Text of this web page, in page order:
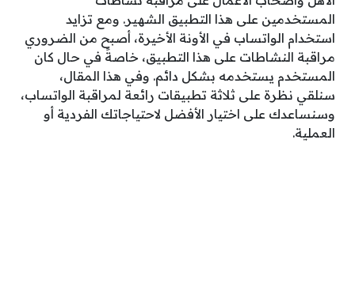
المستخدمين على هذا التطبيق الشهير. ومع تزايد
استخدام الواتساب في الأونة الأخيرة، أصبح من الضروري
مراقبة النشاطات على هذا التطبيق، خاصةً في حال كان
المستخدم يستخدمه بشكل دائم. وفي هذا المقال،
سنلقي نظرة على ثلاثة تطبيقات رائعة لمراقبة الواتساب،
وسنساعدك على اختيار الأفضل لاحتياجاتك الفردية أو
العملية.